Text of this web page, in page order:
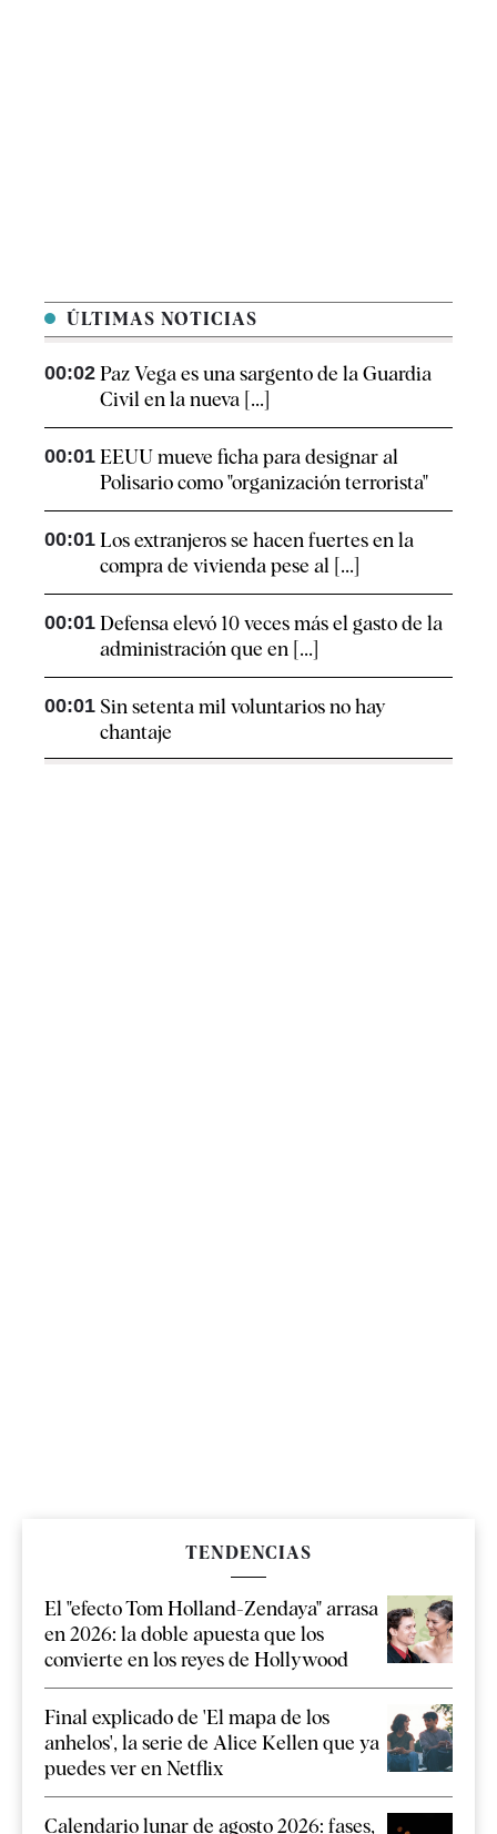
ÚLTIMAS NOTICIAS
00:02 Paz Vega es una sargento de la Guardia
Civil en la nueva [...]
00:01 EEUU mueve ficha para designar al
Polisario como "organización terrorista"
00:01 Los extranjeros se hacen fuertes en la
compra de vivienda pese al [...]
00:01 Defensa elevó 10 veces más el gasto de la
administración que en [...]
00:01 Sin setenta mil voluntarios no hay
chantaje
TENDENCIAS
El "efecto Tom Holland-Zendaya" arrasa
en 2026: la doble apuesta que los
convierte en los reyes de Hollywood
Final explicado de 'El mapa de los
anhelos', la serie de Alice Kellen que ya
puedes ver en Netflix
Calendario lunar de agosto 2026: fases,